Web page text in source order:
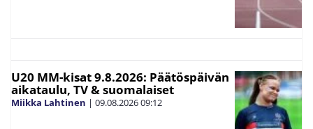
U20 MM-kisat 9.8.2026: Päätöspäivän
aikataulu, TV & suomalaiset
Miikka Lahtinen | 09.08.202609:12